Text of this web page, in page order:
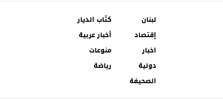
لبنان
كتّاب الديار
إقتصاد
أخبار عربية
اخبار
دولية
منوعات
رياضة
الصحيفة